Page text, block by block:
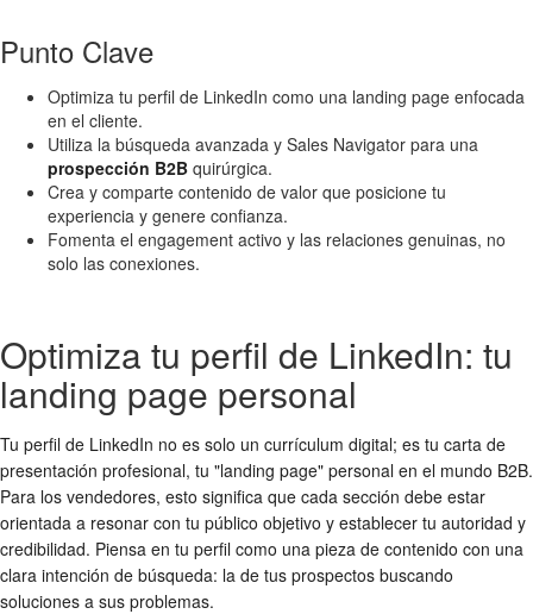
Punto Clave
Optimiza tu perfil de LinkedIn como una landing page enfocada
en el cliente.
Utiliza la búsqueda avanzada y Sales Navigator para una
prospección B2B quirúrgica.
Crea y comparte contenido de valor que posicione tu
experiencia y genere confianza.
Fomenta el engagement activo y las relaciones genuinas, no
solo las conexiones.
Optimiza tu perfil de LinkedIn: tu
landing page personal
Tu perfil de LinkedIn no es solo un currículum digital; es tu carta de
presentación profesional, tu "landing page" personal en el mundo B2B.
Para los vendedores, esto significa que cada sección debe estar
orientada a resonar con tu público objetivo y establecer tu autoridad y
credibilidad. Piensa en tu perfil como una pieza de contenido con una
clara intención de búsqueda: la de tus prospectos buscando
soluciones a sus problemas.